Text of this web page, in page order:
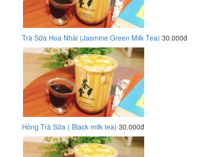
Trà Sữa Hoa Nhài (Jasmine Green Milk Tea) 30.000đ
Hồng Trà Sữa ( Black milk tea) 30.000đ